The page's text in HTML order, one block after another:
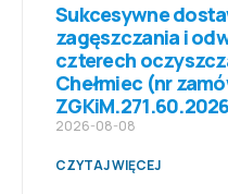
Sukcesywne
zagęszczania i
czterech
Chełmiec (nr
2026-08-08
CZYTAJ WIĘCEJ